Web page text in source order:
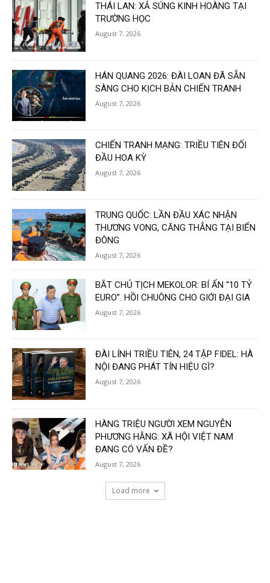
THÁI LAN: XẢ SÚNG KINH HOÀNG TẠI
TRƯỜNG HỌC
August 7, 2026
HÁN QUANG 2026: ĐÀI LOAN ĐÃ SẴN
SÀNG CHO KỊCH BẢN CHIẾN TRANH
August 7, 2026
CHIẾN TRANH MẠNG: TRIỀU TIÊN ĐỐI
ĐẦU HOA KỲ
August 7, 2026
TRUNG QUỐC: LẦN ĐẦU XÁC NHẬN
THƯƠNG VONG, CĂNG THẲNG TẠI BIỂN
ĐÔNG
August 7, 2026
BẮT CHỦ TỊCH MEKOLOR: BÍ ẨN “10 TỶ
EURO”. HỒI CHUÔNG CHO GIỚI ĐẠI GIA
August 7, 2026
ĐÀI LÍNH TRIỀU TIÊN, 24 TẬP FIDEL: HÀ
NỘI ĐANG PHÁT TÍN HIỆU GÌ?
August 7, 2026
HÀNG TRIỆU NGƯỜI XEM NGUYỄN
PHƯƠNG HẰNG: XÃ HỘI VIỆT NAM
ĐANG CÓ VẤN ĐỀ?
August 7, 2026
Load more